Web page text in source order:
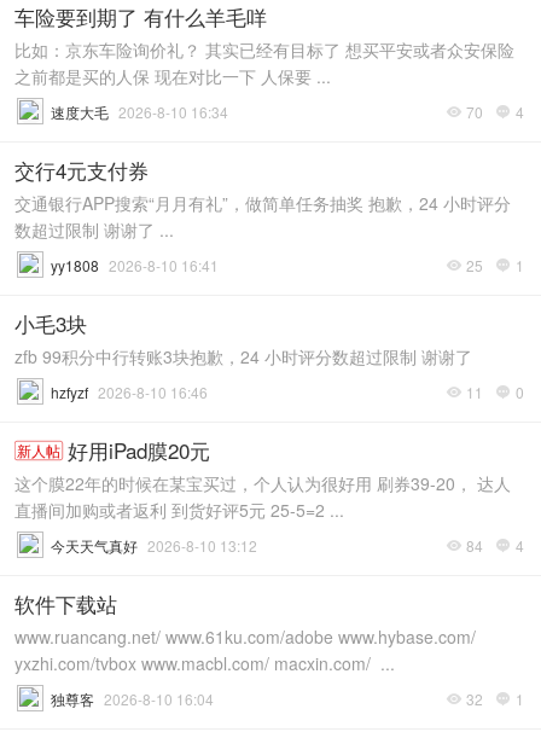
车险要到期了 有什么羊毛咩
比如：京东车险询价礼？ 其实已经有目标了 想买平安或者众安保险
之前都是买的人保 现在对比一下 人保要 ...
 70  4
速度大毛 2026-8-10 16:34
交行4元支付券
交通银行APP搜索“月月有礼”，做简单任务抽奖 抱歉，24 小时评分
数超过限制 谢谢了 ...
 25  1
yy1808 2026-8-10 16:41
小毛3块
zfb 99积分中行转账3块抱歉，24 小时评分数超过限制 谢谢了
 11  0
hzfyzf 2026-8-10 16:46
新人帖 好用iPad膜20元
这个膜22年的时候在某宝买过，个人认为很好用 刷券39-20， 达人
直播间加购或者返利 到货好评5元 25-5=2 ...
 84  4
今天天气真好 2026-8-10 13:12
软件下载站
www.ruancang.net/ www.61ku.com/adobe www.hybase.com/
yxzhi.com/tvbox www.macbl.com/ macxin.com/ ​​ ...
 32  1
独尊客 2026-8-10 16:04